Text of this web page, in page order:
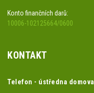
Konto finančních darů:
10006-102125664/0600
KONTAKT
Telefon - ústředna domova